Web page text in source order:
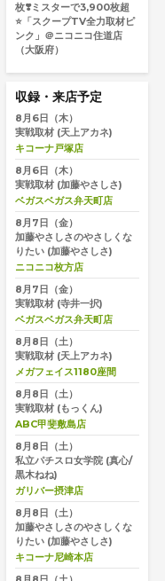
枚❣️ミスターで3,900枚超
⭐️「スクープTV全力取材ピ
ンク」＠ニコニコ住道店
（大阪府）
収録・来店予定
8月6日（木）
実戦取材 (天上アカネ)
キコーナ戸塚店
8月6日（木）
実戦取材 (加藤やさしさ)
ベガスベガス弁天町店
8月7日（金）
加藤やさしさのやさしくな
りたい (加藤やさしさ)
ニコニコ枚方店
8月7日（金）
実戦取材 (寺井一択)
ベガスベガス弁天町店
8月8日（土）
実戦取材 (天上アカネ)
メガフェイス1180座間
8月8日（土）
実戦取材 (もっくん)
ABC甲斐敷島店
8月8日（土）
私立パチスロ女学院 (真心/
黒木ねね)
ガリバー摂津店
8月8日（土）
加藤やさしさのやさしくな
りたい (加藤やさしさ)
キコーナ尼崎本店